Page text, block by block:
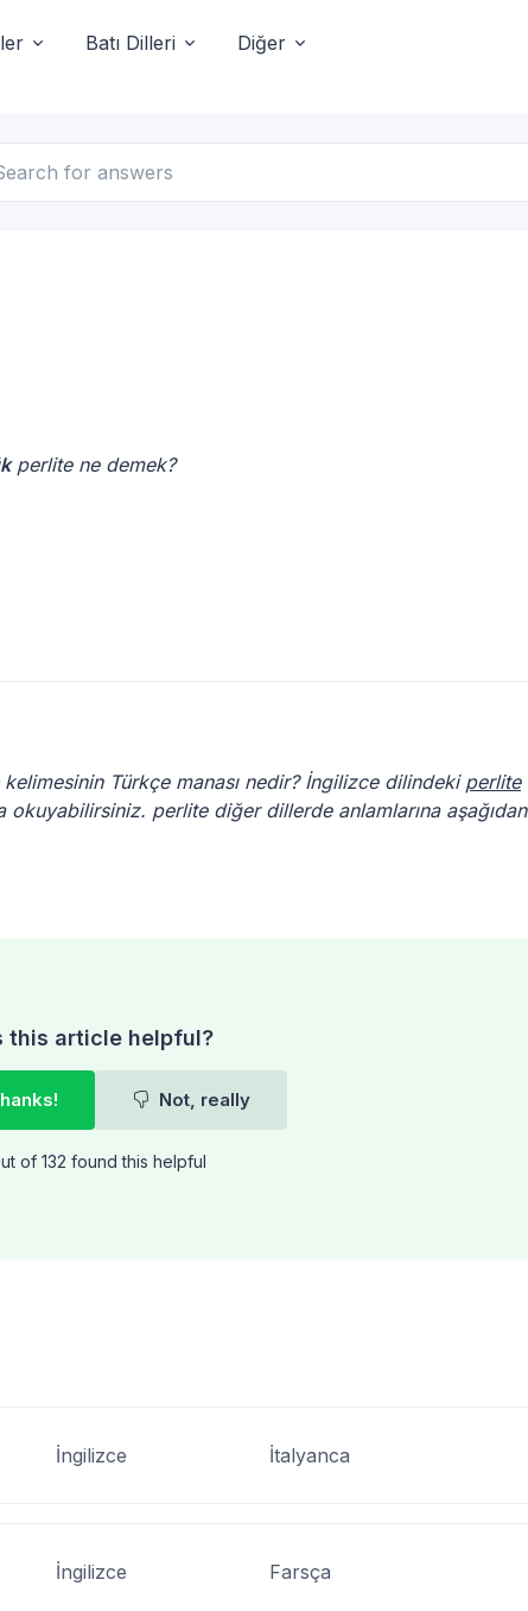
Batı Dilleri Diğer
perlite ne demek?
kelimesinin Türkçe manası nedir? İngilizce dilindeki perlite
okuyabilirsiniz. perlite diğer dillerde anlamlarına aşağıdan
this article helpful?
Not, really
of 132 found this helpful
İngilizce İtalyanca
İngilizce Farsça